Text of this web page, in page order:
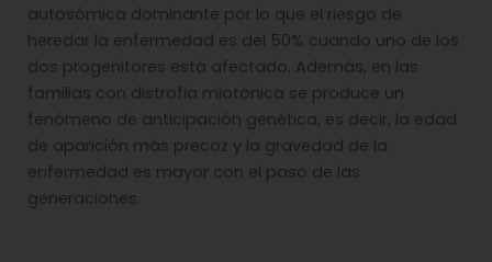
autosómica dominante por lo que el riesgo de
heredar la enfermedad es del 50% cuando uno de los
dos progenitores está afectado. Además, en las
familias con distrofia miotónica se produce un
fenómeno de anticipación genética, es decir, la edad
de aparición más precoz y la gravedad de la
enfermedad es mayor con el paso de las
generaciones.